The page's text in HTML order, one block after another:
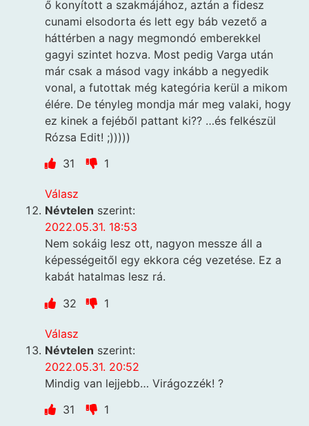
ő konyított a szakmájához, aztán a fidesz
cunami elsodorta és lett egy báb vezető a
háttérben a nagy megmondó emberekkel
gagyi szintet hozva. Most pedig Varga után
már csak a másod vagy inkább a negyedik
vonal, a futottak még kategória kerül a mikom
élére. De tényleg mondja már meg valaki, hogy
ez kinek a fejéből pattant ki?? …és felkészül
Rózsa Edit! ;)))))
31
1
Válasz
Névtelen szerint:
2022.05.31. 18:53
Nem sokáig lesz ott, nagyon messze áll a
képességeitől egy ekkora cég vezetése. Ez a
kabát hatalmas lesz rá.
32
1
Válasz
Névtelen szerint:
2022.05.31. 20:52
Mindig van lejjebb… Virágozzék! ?
31
1